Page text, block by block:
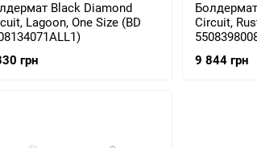
Black Diamond
Lagoon, One Size (BD
грн
Circuit,
9 844 грн